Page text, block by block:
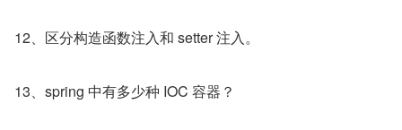
12、区分构造函数注入和 setter 注入。
13、spring 中有多少种 IOC 容器？